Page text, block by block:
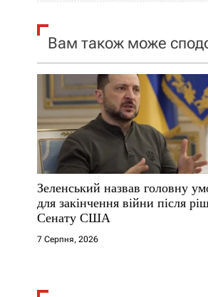
я
а
п
и
с
і
в
Вам також може
Зеленський назвав головну
для закінчення війни після
Сенату США
7 Серпня, 2026